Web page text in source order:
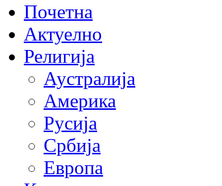
Почетна
Актуелно
Религија
Аустралија
Америка
Русија
Србија
Европа